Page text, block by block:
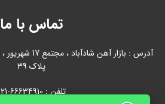
تماس با ما
پلاک 39
تلفن : 66634910-021